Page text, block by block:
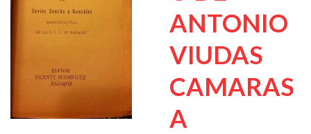
ANTONIO
VIUDAS
CAMARAS
A